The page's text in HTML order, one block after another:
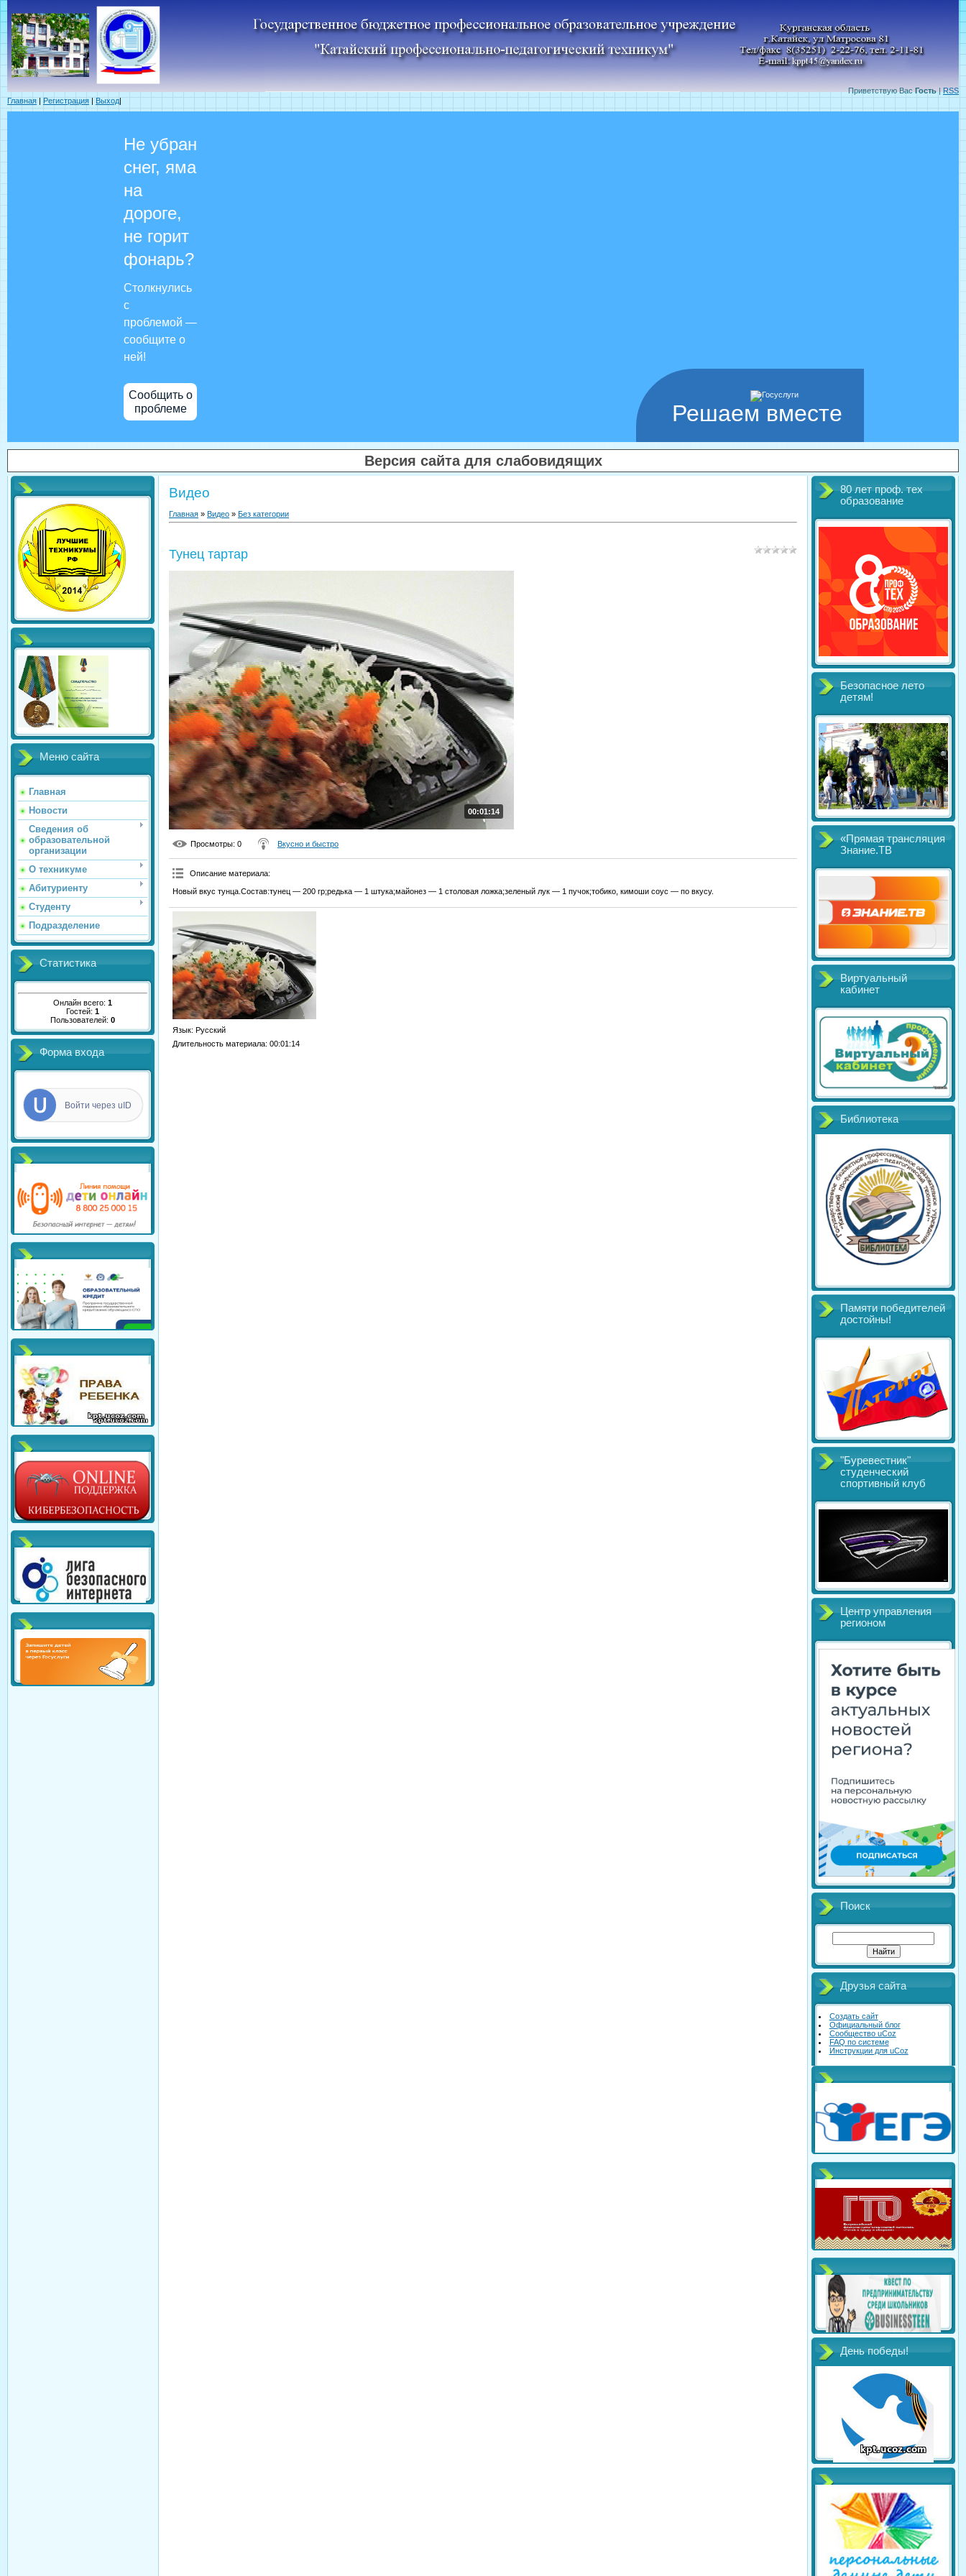
Приветствую Вас Гость|RSS
Главная | Регистрация | Выход|
Решаем вместе
Не убран
снег, яма
на
дороге,
не горит
фонарь?
Столкнулись
с
проблемой —
сообщите о
ней!
Сообщить о
проблеме
Версия сайта для слабовидящих
Меню сайта
Главная
Новости
Сведения об
образовательной
организации
О техникуме
Абитуриенту
Студенту
Подразделение
Статистика
Онлайн всего: 1
Гостей: 1
Пользователей: 0
Форма входа
Войти через uID
Видео
Главная » Видео » Без категории
Тунец тартар
00:01:14
Просмотры: 0 Вкусно и быстро
Описание материала:
Новый вкус тунца.Состав:тунец — 200 гр;редька — 1 штука;майонез — 1 столовая ложка;зеленый лук — 1 пучок;тобико, кимоши соус — по вкусу.
Язык: Русский
Длительность материала: 00:01:14
80 лет проф. тех
образование
Безопасное лето
детям!
«Прямая трансляция
Знание.ТВ
Виртуальный
кабинет
Библиотека
Памяти победителей
достойны!
"Буревестник"
студенческий
спортивный клуб
Центр управления
регионом
Поиск
Друзья сайта
Создать сайт
Официальный блог
Сообщество uCoz
FAQ по системе
Инструкции для uCoz
День победы!